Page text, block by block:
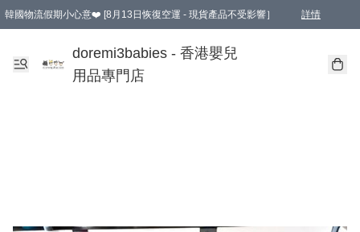
韓國物流假期小心意❤️ [8月13日恢復空運 - 現貨產品不受影響］ 詳情
新會員首張訂單滿$600即享9折優惠！(部份超優惠產品 & 品牌指定價除外)
doremi3babies - 香港嬰兒
用品專門店